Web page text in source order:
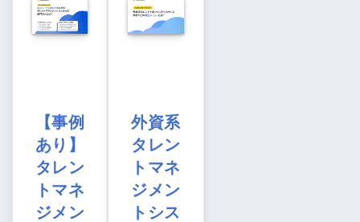
【事例
あり】
タレン
トマネ
ジメン
外資系
タレン
トマネ
ジメン
トシス